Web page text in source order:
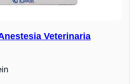
Veterinaria